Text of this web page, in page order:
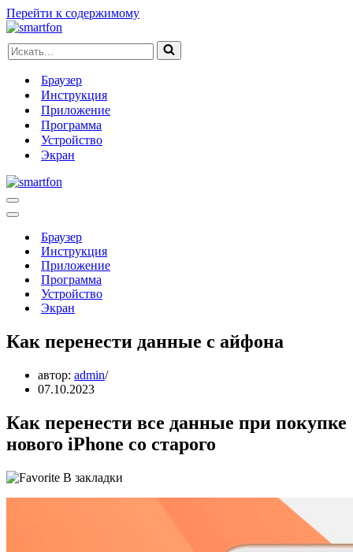
Перейти к содержимому
Искать...
Браузер
Инструкция
Приложение
Программа
Устройство
Экран
Меню
навигации
Меню
навигацииБраузер
Инструкция
Приложение
Программа
Устройство
Экран
Как перенести данные с айфона
автор: admin
07.10.2023
Как перенести все данные при покупке
нового iPhone со старого
В закладки